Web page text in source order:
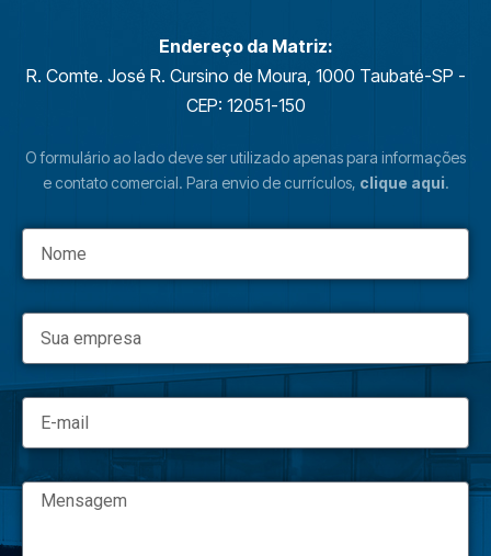
Endereço da Matriz:
R. Comte. José R. Cursino de Moura, 1000 Taubaté-SP -
CEP: 12051-150
O formulário ao lado deve ser utilizado apenas para informações
e contato comercial. Para envio de currículos, clique aqui.